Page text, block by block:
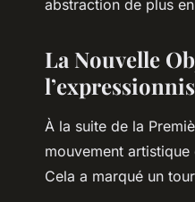
abstraction de plus
La Nouvelle
À la suite de la
mouvement
Cela a marqué un